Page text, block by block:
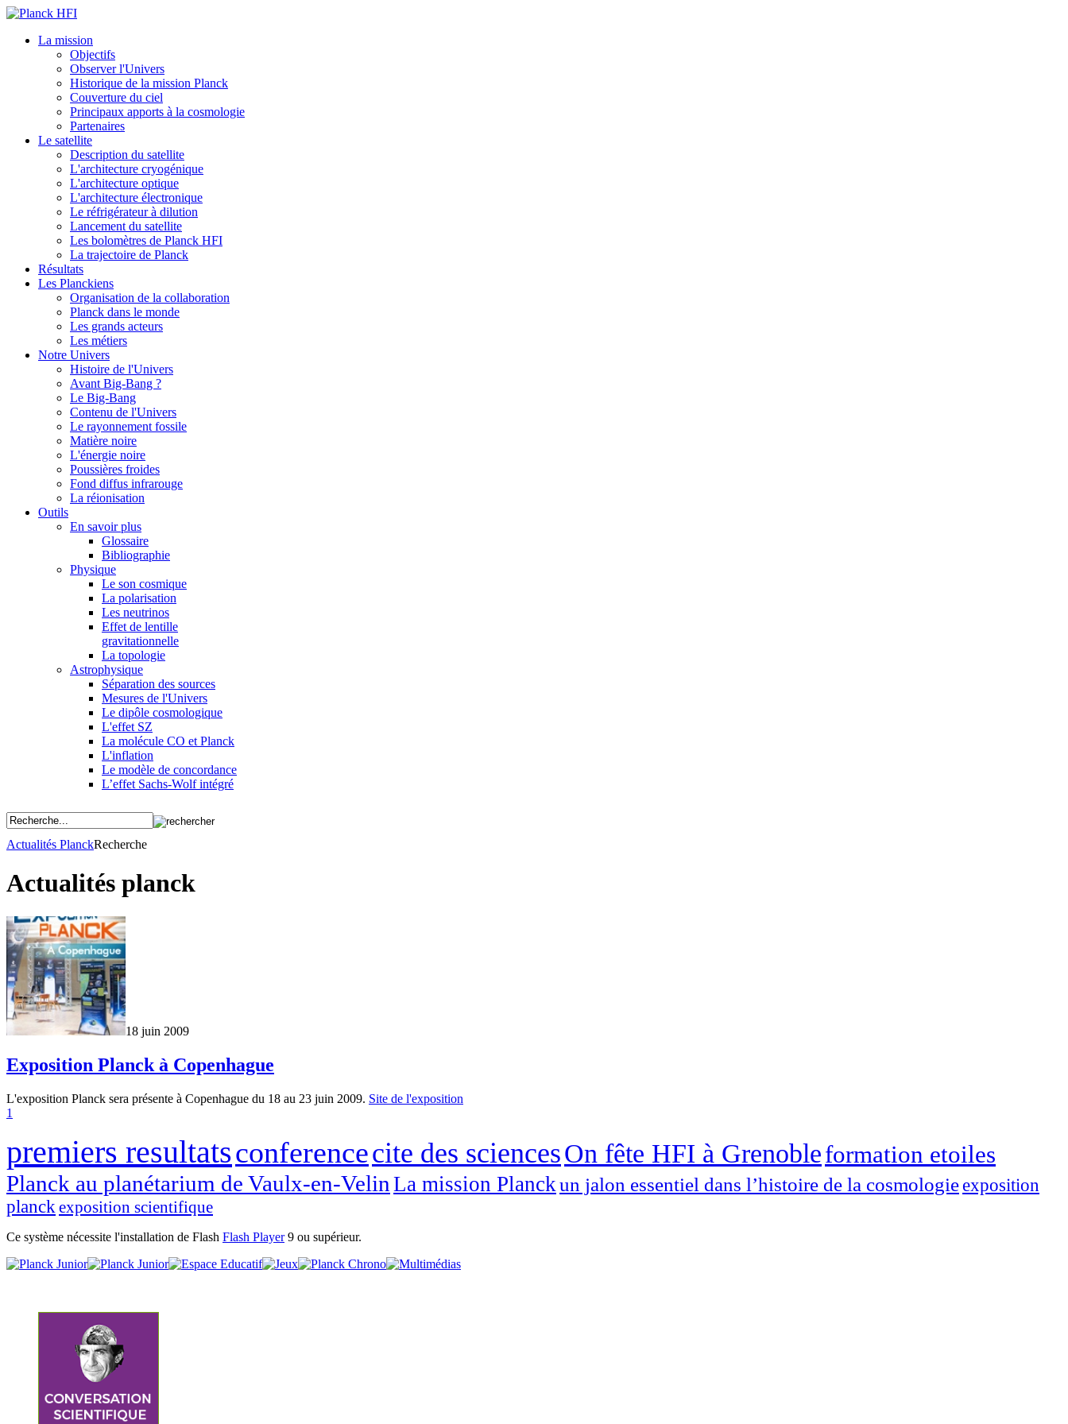
La mission
Objectifs
Observer l'Univers
Historique de la mission Planck
Couverture du ciel
Principaux apports à la cosmologie
Partenaires
Le satellite
Description du satellite
L'architecture cryogénique
L'architecture optique
L'architecture électronique
Le réfrigérateur à dilution
Lancement du satellite
Les bolomètres de Planck HFI
La trajectoire de Planck
Résultats
Les Planckiens
Organisation de la collaboration
Planck dans le monde
Les grands acteurs
Les métiers
Notre Univers
Histoire de l'Univers
Avant Big-Bang ?
Le Big-Bang
Contenu de l'Univers
Le rayonnement fossile
Matière noire
L'énergie noire
Poussières froides
Fond diffus infrarouge
La réionisation
Outils
En savoir plus
Glossaire
Bibliographie
Physique
Le son cosmique
La polarisation
Les neutrinos
Effet de lentille
gravitationnelle
La topologie
Astrophysique
Séparation des sources
Mesures de l'Univers
Le dipôle cosmologique
L'effet SZ
La molécule CO et Planck
L'inflation
Le modèle de concordance
L’effet Sachs-Wolf intégré
Actualités PlanckRecherche
Actualités planck
18 juin 2009
Exposition Planck à Copenhague
L'exposition Planck sera présente à Copenhague du 18 au 23 juin 2009. Site de l'exposition
1
premiers resultatsconferencecite des sciencesOn fête HFI à Grenobleformation etoiles
Planck au planétarium de Vaulx-en-Velin La mission Planckun jalon essentiel dans l’histoire de la cosmologie exposition
planck exposition scientifique
Ce système nécessite l'installation de Flash Flash Player9 ou supérieur.